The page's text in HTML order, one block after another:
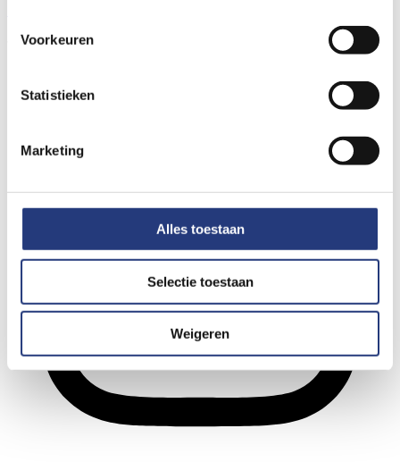
Voorkeuren
Statistieken
Marketing
Alles toestaan
Selectie toestaan
Weigeren
Volg ons op social media